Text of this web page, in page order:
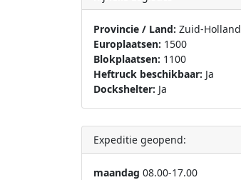
Provincie / Land: Zuid-Holland
Europlaatsen: 1500
Blokplaatsen: 1100
Heftruck beschikbaar: Ja
Dockshelter: Ja
Expeditie geopend:
maandag 08.00-17.00